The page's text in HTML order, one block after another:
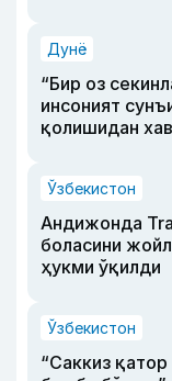
Дунё
“Бир оз
инсоният
қолишидан
Ўзбекистон
Андижонда
боласини
ҳукми ўқилди
Ўзбекистон
“Саккиз